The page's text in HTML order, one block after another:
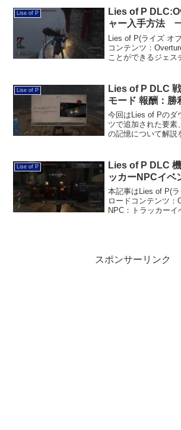
で、アイテム回収ル
していき...
Lise of P
Lies of P
ャー入手方法
Lies of P(ライズ オ
コンテンツ：
ことができるジェス
があります。また、
て...
Lise of P
Lies of P DLC
モード 報酬：勝
今回はLies of Pのダ
ツで追加された要素
の記憶について解説
のボスをクリアして
スボスは本...
Lise of P
Lies of P DLC
ッカーNPCイベ
本記事はLies of P(
ロードコンテンツ：
NPC：トラッカー
スポンサーリンク